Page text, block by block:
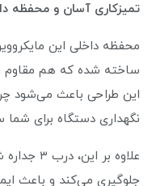
تمیزکاری آسان و محفظه
ساخته شده که هم مقاوم
این طراحی باعث می‌شود
نگهداری دستگاه برای شما
علاوه بر
جلوگیری می‌کند و باعث